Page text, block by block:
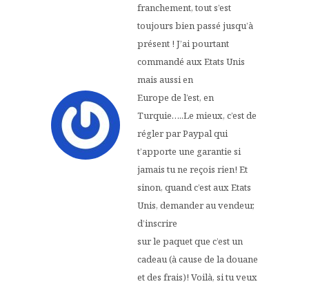
franchement, tout s’est
toujours bien passé jusqu’à
présent ! J’ai pourtant
commandé aux Etats Unis
mais aussi en
Europe de l’est, en
Turquie…..Le mieux, c’est de
régler par Paypal qui
t’apporte une garantie si
jamais tu ne reçois rien! Et
sinon, quand c’est aux Etats
Unis, demander au vendeur,
d’inscrire
sur le paquet que c’est un
cadeau (à cause de la douane
et des frais)! Voilà, si tu veux